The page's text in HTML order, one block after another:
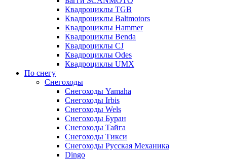
Квадроциклы TGB
Квадроциклы Baltmotors
Квадроциклы Hammer
Квадроциклы Benda
Квадроциклы CJ
Квадроциклы Odes
Квадроциклы UMX
По снегу
Снегоходы
Снегоходы Yamaha
Снегоходы Irbis
Снегоходы Wels
Снегоходы Буран
Снегоходы Тайга
Снегоходы Тикси
Снегоходы Русская Механика
Dingo